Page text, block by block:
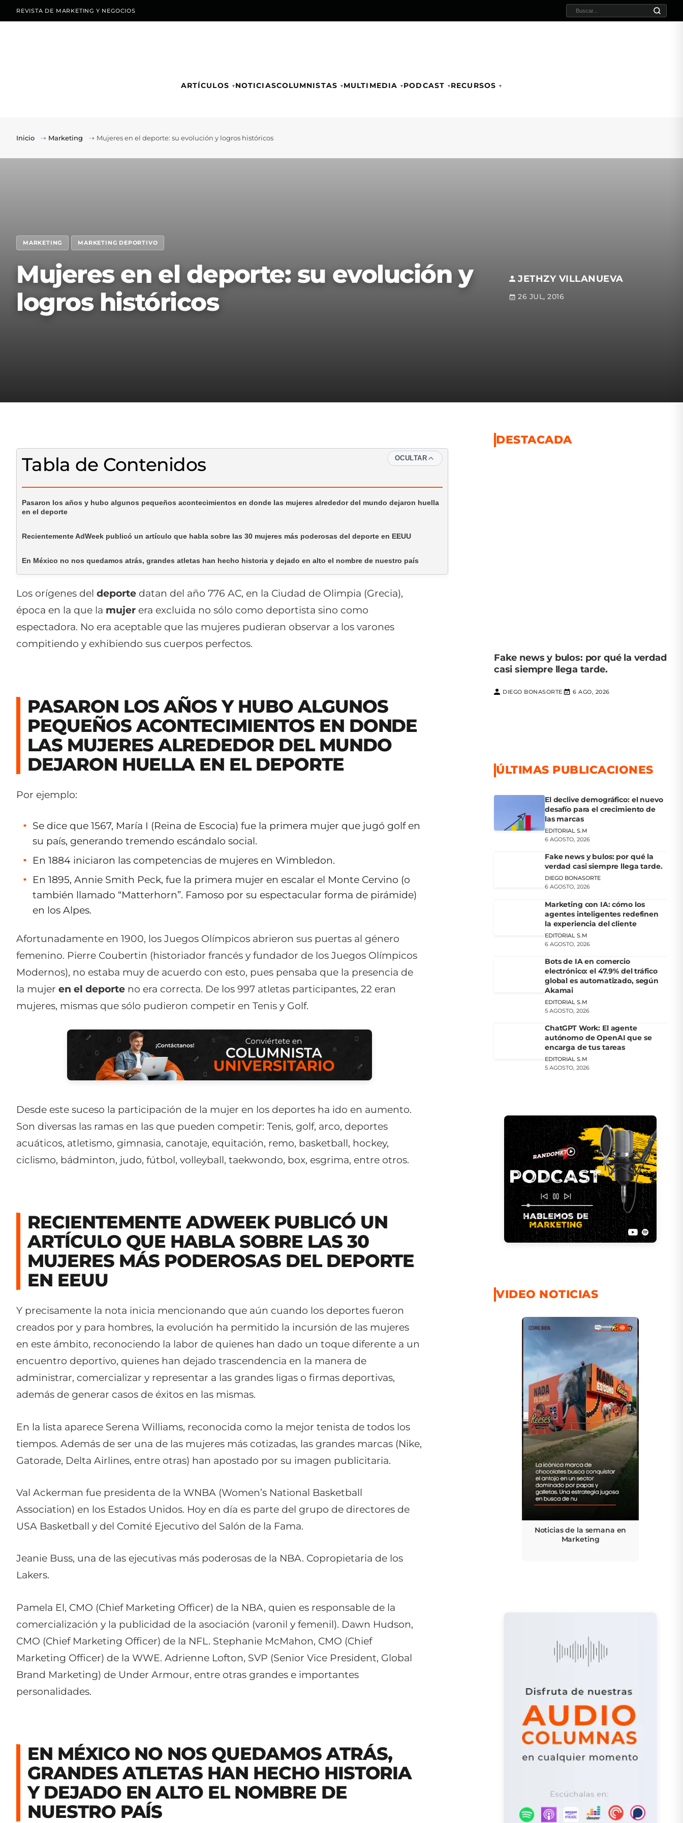
REVISTA DE MARKETING Y NEGOCIOS BUSCAR:
ARTÍCULOS NOTICIASCOLUMNISTAS MULTIMEDIA PODCAST RECURSOS
Inicio ⇢ Marketing ⇢ Mujeres en el deporte: su evolución y logros históricos
MARKETING MARKETING DEPORTIVO
Mujeres en el deporte: su evolución y
logros históricos
JETHZY VILLANUEVA
26 JUL, 2016
Tabla de Contenidos OCULTAR
Pasaron los años y hubo algunos pequeños acontecimientos en donde las mujeres alrededor del mundo dejaron huella
en el deporte
Recientemente AdWeek publicó un artículo que habla sobre las 30 mujeres más poderosas del deporte en EEUU
En México no nos quedamos atrás, grandes atletas han hecho historia y dejado en alto el nombre de nuestro país
Los orígenes del deporte datan del año 776 AC, en la Ciudad de Olimpia (Grecia),
época en la que la mujer era excluida no sólo como deportista sino como
espectadora. No era aceptable que las mujeres pudieran observar a los varones
compitiendo y exhibiendo sus cuerpos perfectos.
PASARON LOS AÑOS Y HUBO ALGUNOS
PEQUEÑOS ACONTECIMIENTOS EN DONDE
LAS MUJERES ALREDEDOR DEL MUNDO
DEJARON HUELLA EN EL DEPORTE
Por ejemplo:
Se dice que 1567, María I (Reina de Escocia) fue la primera mujer que jugó golf en
su país, generando tremendo escándalo social.
En 1884 iniciaron las competencias de mujeres en Wimbledon.
En 1895, Annie Smith Peck, fue la primera mujer en escalar el Monte Cervino (o
también llamado “Matterhorn”. Famoso por su espectacular forma de pirámide)
en los Alpes.
Afortunadamente en 1900, los Juegos Olímpicos abrieron sus puertas al género
femenino. Pierre Coubertin (historiador francés y fundador de los Juegos Olímpicos
Modernos), no estaba muy de acuerdo con esto, pues pensaba que la presencia de
la mujer en el deporte no era correcta. De los 997 atletas participantes, 22 eran
mujeres, mismas que sólo pudieron competir en Tenis y Golf.
Desde este suceso la participación de la mujer en los deportes ha ido en aumento.
Son diversas las ramas en las que pueden competir: Tenis, golf, arco, deportes
acuáticos, atletismo, gimnasia, canotaje, equitación, remo, basketball, hockey,
ciclismo, bádminton, judo, fútbol, volleyball, taekwondo, box, esgrima, entre otros.
RECIENTEMENTE ADWEEK PUBLICÓ UN
ARTÍCULO QUE HABLA SOBRE LAS 30
MUJERES MÁS PODEROSAS DEL DEPORTE
EN EEUU
Y precisamente la nota inicia mencionando que aún cuando los deportes fueron
creados por y para hombres, la evolución ha permitido la incursión de las mujeres
en este ámbito, reconociendo la labor de quienes han dado un toque diferente a un
encuentro deportivo, quienes han dejado trascendencia en la manera de
administrar, comercializar y representar a las grandes ligas o firmas deportivas,
además de generar casos de éxitos en las mismas.
En la lista aparece Serena Williams, reconocida como la mejor tenista de todos los
tiempos. Además de ser una de las mujeres más cotizadas, las grandes marcas (Nike,
Gatorade, Delta Airlines, entre otras) han apostado por su imagen publicitaria.
Val Ackerman fue presidenta de la WNBA (Women’s National Basketball
Association) en los Estados Unidos. Hoy en día es parte del grupo de directores de
USA Basketball y del Comité Ejecutivo del Salón de la Fama.
Jeanie Buss, una de las ejecutivas más poderosas de la NBA. Copropietaria de los
Lakers.
Pamela El, CMO (Chief Marketing Officer) de la NBA, quien es responsable de la
comercialización y la publicidad de la asociación (varonil y femenil). Dawn Hudson,
CMO (Chief Marketing Officer) de la NFL. Stephanie McMahon, CMO (Chief
Marketing Officer) de la WWE. Adrienne Lofton, SVP (Senior Vice President, Global
Brand Marketing) de Under Armour, entre otras grandes e importantes
personalidades.
EN MÉXICO NO NOS QUEDAMOS ATRÁS,
GRANDES ATLETAS HAN HECHO HISTORIA
Y DEJADO EN ALTO EL NOMBRE DE
NUESTRO PAÍS
DESTACADA
Fake news y bulos: por qué la verdad
casi siempre llega tarde.
DIEGO BONASORTE| 6 AGO, 2026
ÚLTIMAS PUBLICACIONES
El declive demográfico: el nuevo
desafío para el crecimiento de
las marcas
EDITORIAL S.M
6 AGOSTO, 2026
Fake news y bulos: por qué la
verdad casi siempre llega tarde.
DIEGO BONASORTE
6 AGOSTO, 2026
Marketing con IA: cómo los
agentes inteligentes redefinen
la experiencia del cliente
EDITORIAL S.M
6 AGOSTO, 2026
Bots de IA en comercio
electrónico: el 47.9% del tráfico
global es automatizado, según
Akamai
EDITORIAL S.M
5 AGOSTO, 2026
ChatGPT Work: El agente
autónomo de OpenAI que se
encarga de tus tareas
EDITORIAL S.M
5 AGOSTO, 2026
VIDEO NOTICIAS
Noticias de la semana en
Marketing